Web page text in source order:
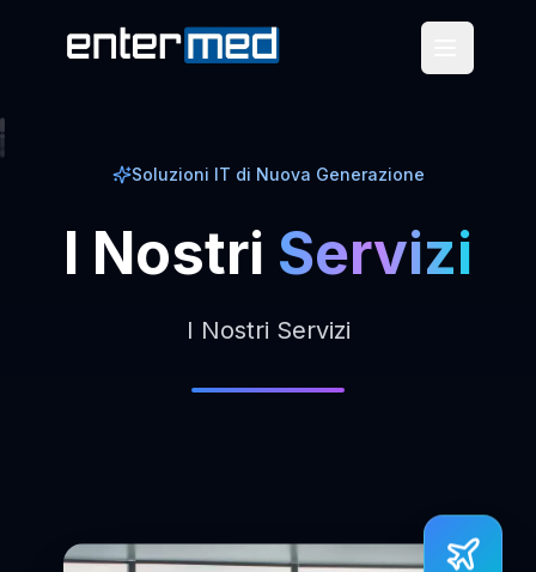
Soluzioni IT di Nuova Generazione
I Nostri Servizi
I Nostri Servizi